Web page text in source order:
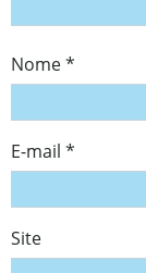
Nome*
E-mail *
Site